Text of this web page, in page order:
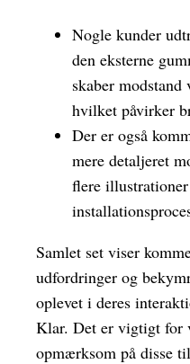
Nogle kunder
den eksterne
skaber
hvilket påvirker
Der er også
mere detaljeret
flere
Samlet set viser
udfordringer og
oplevet i deres
Klar. Det er vigtigt for
opmærksom på disse